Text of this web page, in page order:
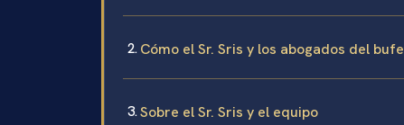
Cómo el Sr. Sris y los abogados del
Sobre el Sr. Sris y el equipo